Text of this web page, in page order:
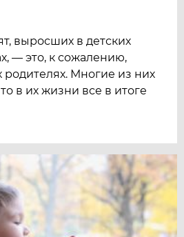
выросших в детских
— это, к сожалению,
Многие из них
в их жизни все в итоге